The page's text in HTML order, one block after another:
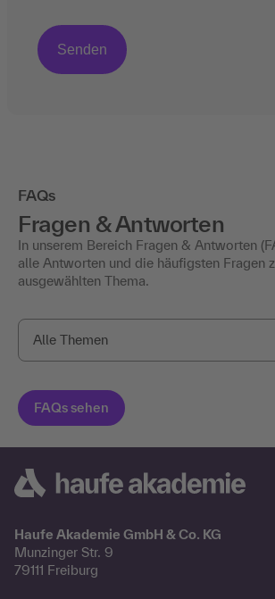
FAQs
Fragen & Antworten
In unserem Bereich Fragen & Antworten
alle Antworten und die häufigsten Fragen
ausgewählten Thema.
Haufe Akademie GmbH & Co. KG
Munzinger Str. 9
79111 Freiburg